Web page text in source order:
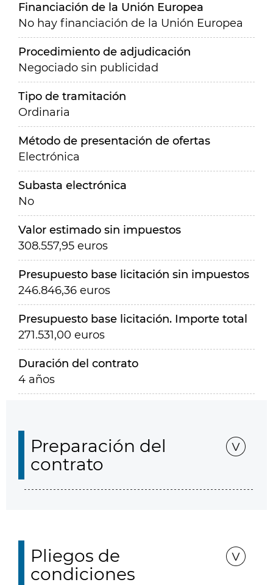
Financiación de la Unión Europea
No hay financiación de la Unión Europea
Procedimiento de adjudicación
Negociado sin publicidad
Tipo de tramitación
Ordinaria
Método de presentación de ofertas
Electrónica
Subasta electrónica
No
Valor estimado sin impuestos
308.557,95 euros
Presupuesto base licitación sin impuestos
246.846,36 euros
Presupuesto base licitación. Importe total
271.531,00 euros
Duración del contrato
4 años
Preparación del
contrato
Pliegos de
condiciones